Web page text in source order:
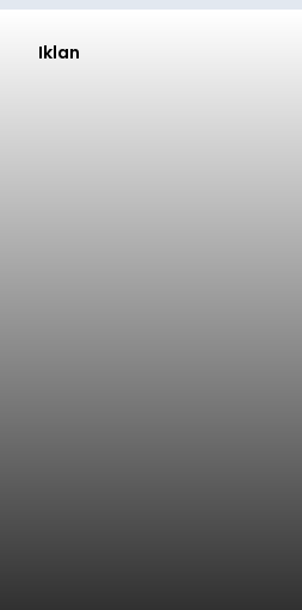
Iklan